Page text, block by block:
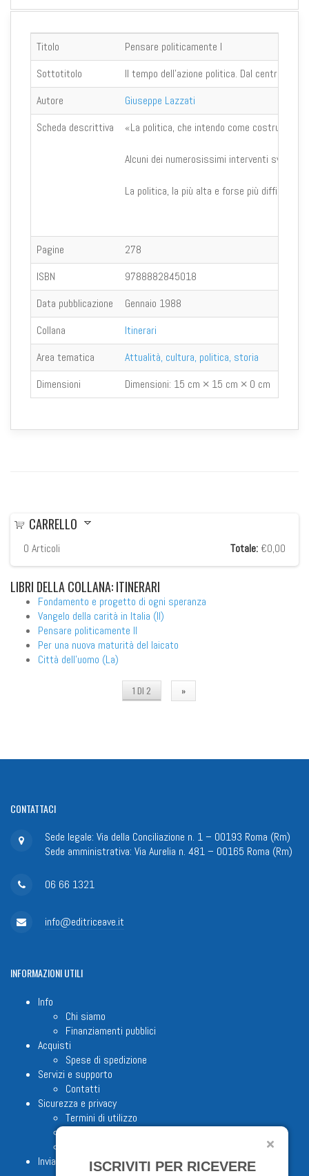
Titolo
Pensare politicamente I
Sottotitolo
Il tempo dell'azione politica. Dal centrismo
Autore
Giuseppe Lazzati
Scheda descrittiva
«La politica, che intendo come costruzione
Alcuni dei numerosissimi interventi svolti
La politica, la più alta e forse più difficile
Pagine
278
ISBN
9788882845018
Data pubblicazione
Gennaio 1988
Collana
Itinerari
Area tematica
Attualità, cultura, politica, storia
Dimensioni
Dimensioni: 15 cm × 15 cm × 0 cm
CARRELLO
0 Articoli Totale: €0,00
LIBRI DELLA COLLANA: ITINERARI
Fondamento e progetto di ogni speranza
Vangelo della carità in Italia (Il)
Pensare politicamente II
Per una nuova maturità del laicato
Città dell'uomo (La)
1 DI 2 »
CONTATTACI
Sede legale: Via della Conciliazione n. 1 – 00193 Roma (Rm)
Sede amministrativa: Via Aurelia n. 481 – 00165 Roma (Rm)
06 66 1321
info@editriceave.it
INFORMAZIONIUTILI
Info
Chi siamo
Finanziamenti pubblici
Acquisti
Spese di spedizione
Servizi e supporto
Contatti
Sicurezza e privacy
Termini di utilizzo
Invia proposta editorialeISCRIVITI PER RICEVERE